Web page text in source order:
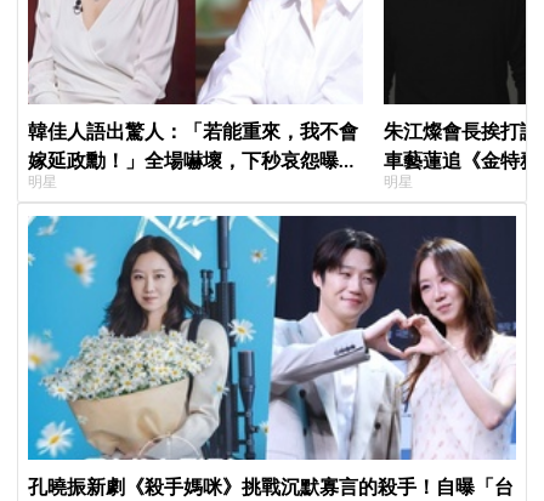
韓佳人語出驚人：「若能重來，我不會
嫁延政勳！」全場嚇壞，下秒哀怨曝真
實原因笑翻
明星
朱江燦會長挨打
車藝蓮追《金特
「是不是打得太
明星
孔曉振新劇《殺手媽咪》挑戰沉默寡言的殺手！自曝「台